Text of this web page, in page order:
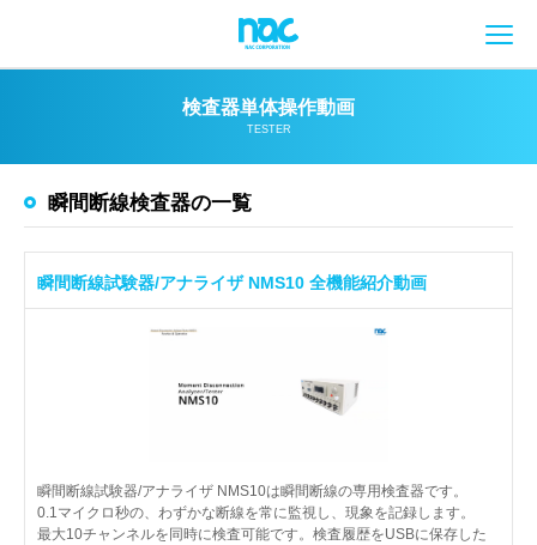
検査器単体操作動画
TESTER
瞬間断線検査器の一覧
瞬間断線試験器/アナライザ NMS10 全機能紹介動画
瞬間断線試験器/アナライザ NMS10は瞬間断線の専用検査器です。
0.1マイクロ秒の、わずかな断線を常に監視し、現象を記録します。
最大10チャンネルを同時に検査可能です。検査履歴をUSBに保存した